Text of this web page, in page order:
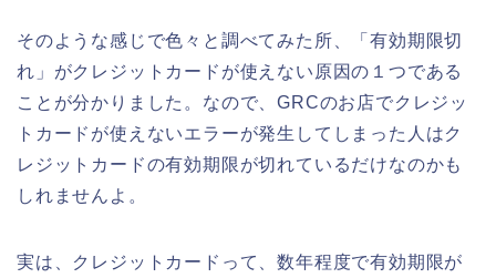
そのような感じで色々と調べてみた所、「有効期限切
れ」がクレジットカードが使えない原因の１つである
ことが分かりました。なので、GRCのお店でクレジッ
トカードが使えないエラーが発生してしまった人はク
レジットカードの有効期限が切れているだけなのかも
しれませんよ。
実は、クレジットカードって、数年程度で有効期限が